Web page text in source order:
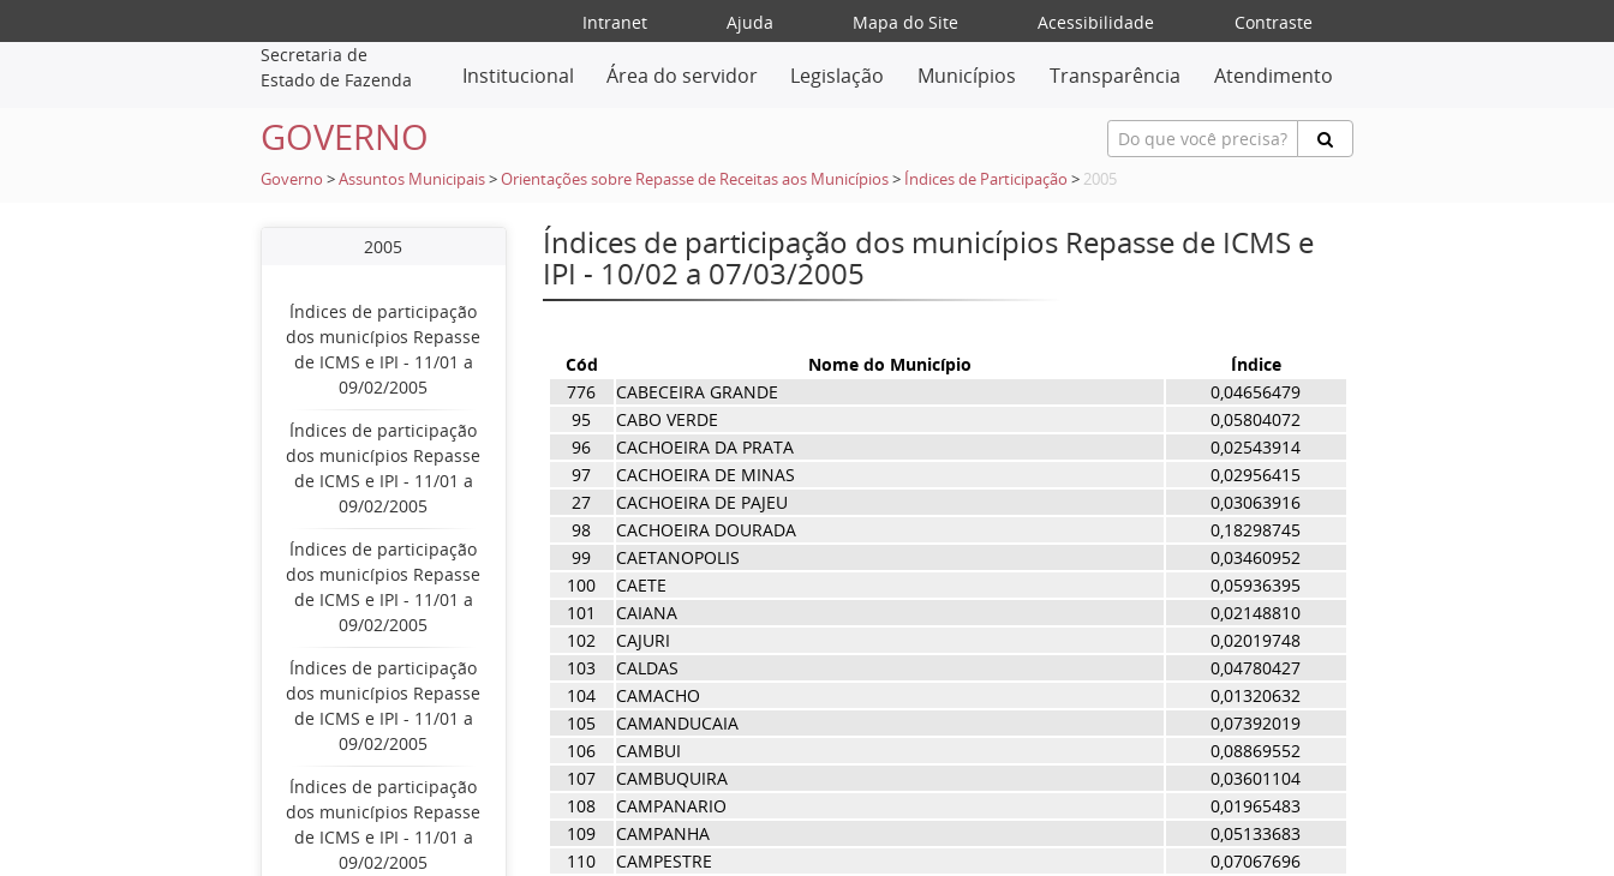
Intranet Ajuda Mapa do Site Acessibilidade
Contraste
Secretaria de
Estado de Fazenda
Institucional Área do servidor Legislação Municípios Transparência Atendimento
GOVERNO
Governo >Assuntos Municipais >Orientações sobre Repasse de Receitas aos Municípios > Índices de Participação > 2005
2005
Índices de participação
dos municípios Repasse
de ICMS e IPI - 11/01 a
09/02/2005
Índices de participação
dos municípios Repasse
de ICMS e IPI - 11/01 a
09/02/2005
Índices de participação
dos municípios Repasse
de ICMS e IPI - 11/01 a
09/02/2005
Índices de participação
dos municípios Repasse
de ICMS e IPI - 11/01 a
09/02/2005
Índices de participação
dos municípios Repasse
de ICMS e IPI - 11/01 a
09/02/2005
Índices de participação dos municípios Repasse de ICMS e
IPI - 10/02 a 07/03/2005
Cód Nome do Município
Índice
776
CABECEIRA GRANDE
0,04656479
95
CABO VERDE
0,05804072
96
CACHOEIRA DA PRATA
0,02543914
97
CACHOEIRA DE MINAS
0,02956415
27
CACHOEIRA DE PAJEU
0,03063916
98
CACHOEIRA DOURADA
0,18298745
99
CAETANOPOLIS
0,03460952
100
CAETE
0,05936395
101
CAIANA
0,02148810
102
CAJURI
0,02019748
103
CALDAS
0,04780427
104
CAMACHO
0,01320632
105
CAMANDUCAIA
0,07392019
106
CAMBUI
0,08869552
107
CAMBUQUIRA
0,03601104
108
CAMPANARIO
0,01965483
109
CAMPANHA
0,05133683
110
CAMPESTRE
0,07067696